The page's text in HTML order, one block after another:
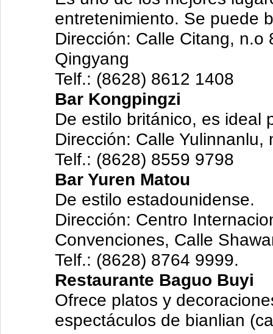
entretenimiento. Se puede
Dirección: Calle Citang, n.o
Qingyang
Telf.: (8628) 8612 1408
Bar Kongpingzi
De estilo británico, es ideal
Dirección: Calle Yulinnanlu,
Telf.: (8628) 8559 9798
Bar Yuren Matou
De estilo estadounidense.
Dirección: Centro
Convenciones, Calle
Telf.: (8628) 8764 9999.
Restaurante Baguo Buyi
Ofrece platos y
espectáculos de bianlian